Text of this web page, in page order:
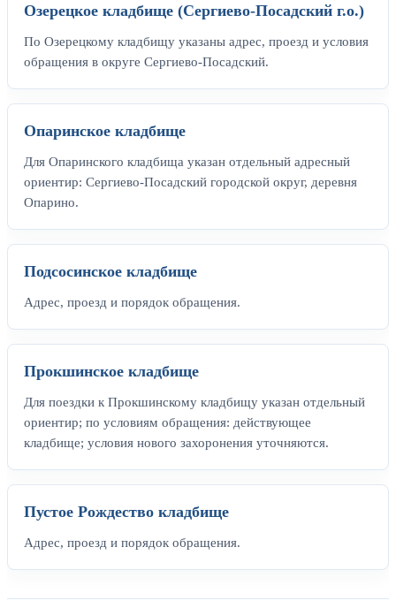
Озерецкое кладбище (Сергиево-Посадский г.о.)
По Озерецкому кладбищу указаны адрес, проезд и условия
обращения в округе Сергиево-Посадский.
Опаринское кладбище
Для Опаринского кладбища указан отдельный адресный
ориентир: Сергиево-Посадский городской округ, деревня
Опарино.
Подсосинское кладбище
Адрес, проезд и порядок обращения.
Прокшинское кладбище
Для поездки к Прокшинскому кладбищу указан отдельный
ориентир; по условиям обращения: действующее
кладбище; условия нового захоронения уточняются.
Пустое Рождество кладбище
Адрес, проезд и порядок обращения.